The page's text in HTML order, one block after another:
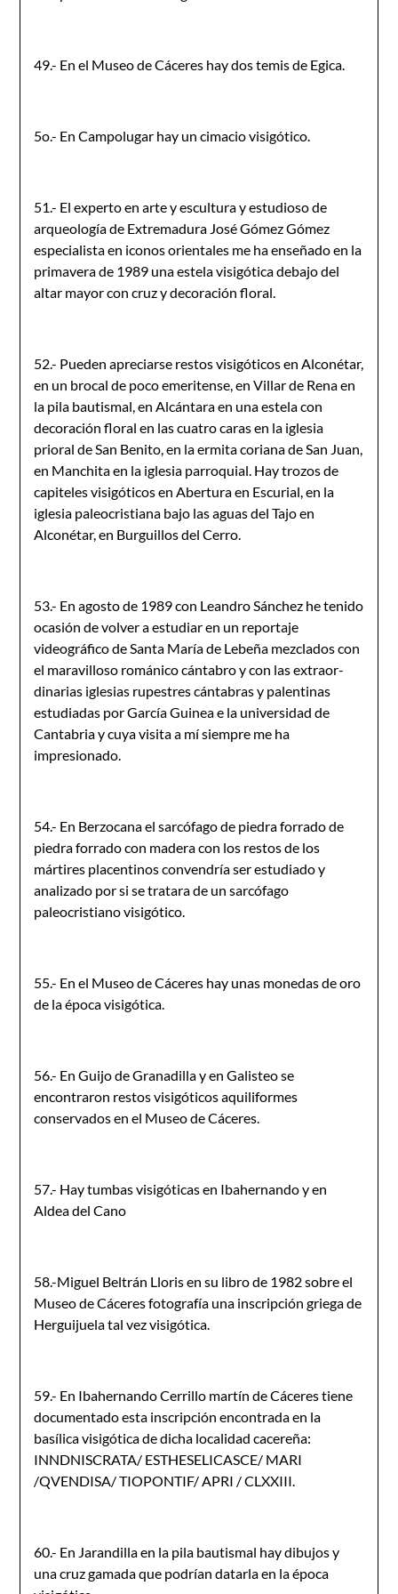
49.- En el Museo de Cáceres hay dos temis de Egica.
5o.- En Campolugar hay un cimacio visigótico.
51.- El experto en arte y escultura y estudioso de
arqueología de Extremadura José Gómez Gómez
especialista en iconos orientales me ha enseñado en la
primavera de 1989 una estela visigótica debajo del
altar mayor con cruz y decoración floral.
52.- Pueden apreciarse restos visigóticos en Alconétar,
en un brocal de poco emeritense, en Villar de Rena en
la pila bautismal, en Alcántara en una estela con
decoración floral en las cuatro caras en la iglesia
prioral de San Benito, en la ermita coriana de San Juan,
en Manchita en la iglesia parroquial. Hay trozos de
capiteles visigóticos en Abertura en Escurial, en la
iglesia paleocristiana bajo las aguas del Tajo en
Alconétar, en Burguillos del Cerro.
53.- En agosto de 1989 con Leandro Sánchez he tenido
ocasión de volver a estudiar en un reportaje
videográfico de Santa María de Lebeña mezclados con
el maravilloso románico cántabro y con las extraor­
dinarias iglesias rupestres cántabras y palentinas
estudiadas por García Guinea e la universidad de
Cantabria y cuya visita a mí siempre me ha
impresionado.
54.- En Berzocana el sarcófago de piedra forrado de
piedra forrado con madera con los restos de los
mártires placentinos convendría ser estudiado y
analizado por si se tratara de un sarcófago
paleocristiano visigótico.
55.- En el Museo de Cáceres hay unas monedas de oro
de la época visigótica.
56.- En Guijo de Granadilla y en Galisteo se
encontraron restos visigóticos aquiliformes
conservados en el Museo de Cáceres.
57.- Hay tumbas visigóticas en Ibahernando y en
Aldea del Cano
58.-Miguel Beltrán Lloris en su libro de 1982 sobre el
Museo de Cáceres fotografía una inscripción griega de
Herguijuela tal vez visigótica.
59.- En Ibahernando Cerrillo martín de Cáceres tiene
documentado esta inscripción encontrada en la
basílica visigótica de dicha localidad cacereña:
INNDNISCRATA/ ESTHESELICASCE/ MARI
/QVENDISA/ TIOPONTIF/ APRI / CLXXIII.
60.- En Jarandilla en la pila bautismal hay dibujos y
una cruz gamada que podrían datarla en la época